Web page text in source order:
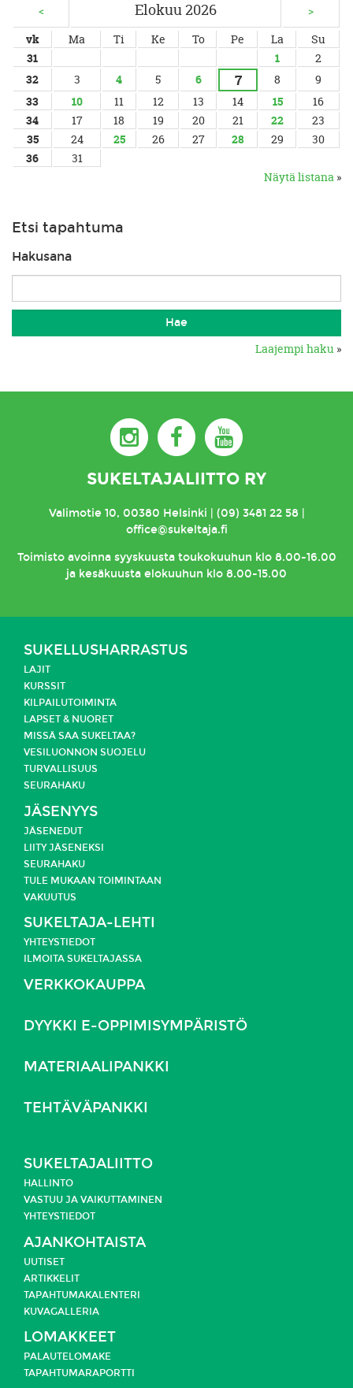
< Elokuu 2026
>
vk
Ma Ti Ke To Pe La
Su
31
1
2
32
3 4 5 6 7 8
9
33
10 11 12 13 14 15
16
34
17 18 19 20 21 22
23
35
24 25 26 27 28 29
30
36
31
Näytä listana »
Etsi tapahtuma
Hakusana
Laajempi haku »
SUKELTAJALIITTO RY
Valimotie 10, 00380 Helsinki | (09) 3481 22 58 |
office@sukeltaja.fi
Toimistoavoinna syyskuusta toukokuuhun klo 8.00-16.00
ja kesäkuusta elokuuhun klo 8.00-15.00
SUKELLUSHARRASTUS
LAJIT
KURSSIT
KILPAILUTOIMINTA
LAPSET & NUORET
MISSÄ SAA SUKELTAA?
VESILUONNON SUOJELU
TURVALLISUUS
SEURAHAKU
JÄSENYYS
JÄSENEDUT
LIITY JÄSENEKSI
SEURAHAKU
TULE MUKAAN TOIMINTAAN
VAKUUTUS
SUKELTAJA-LEHTI
YHTEYSTIEDOT
ILMOITA SUKELTAJASSA
VERKKOKAUPPA
DYYKKI E-OPPIMISYMPÄRISTÖ
MATERIAALIPANKKI
TEHTÄVÄPANKKI
SUKELTAJALIITTO
HALLINTO
VASTUU JA VAIKUTTAMINEN
YHTEYSTIEDOT
AJANKOHTAISTA
UUTISET
ARTIKKELIT
TAPAHTUMAKALENTERI
KUVAGALLERIA
LOMAKKEET
PALAUTELOMAKE
TAPAHTUMARAPORTTI